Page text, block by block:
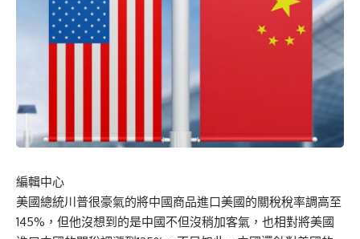
編輯中心
美國總統川普很豪氣的將中國商品進口美國的關稅稅率調高至
145%，但他沒想到的是中國不但沒稍加客氣，也相對將美國